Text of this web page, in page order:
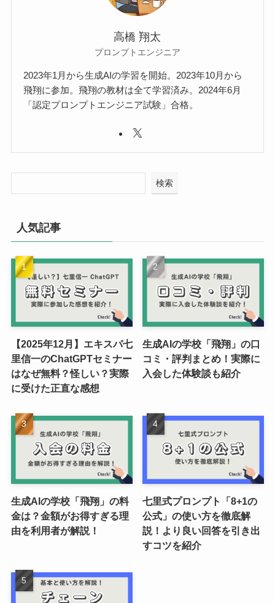
高橋 翔太
プロンプトエンジニア
2023年1月から生成AIの学習を開始。2023年10月から
飛翔に参加。飛翔の教材は全て学習済み。2024年6月
「認定プロンプトエンジニア試験」合格。
検索
人気記事
【2025年12月】エキスパ七
里信一のChatGPTセミナー
はなぜ無料？怪しい？実際
に受けた正直な感想
生成AIの学校「飛翔」の口
コミ・評判まとめ！実際に
入会した体験談も紹介
生成AIの学校「飛翔」の料
金は？金額がお得すぎる理
由を利用者が解説！
七里式プロンプト「8+1の
公式」の使い方を徹底解
説！より良い回答を引き出
すコツを紹介